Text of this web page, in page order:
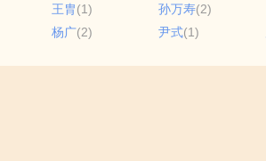
王胄(1) 孙万寿(2)
杨广(2) 尹式(1)